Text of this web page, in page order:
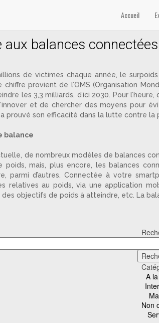
Accueil
balances connectées
de victimes chaque année, le
chiffre provient de l’OMS (Organisation
les 3,3 milliards, d’ici 2030. Pour
et de chercher des moyens pour
prouvé son efficacité dans la lutte contre la
balance
de nombreux modèles de balances
poids, mais, plus encore, les balances
parmi d’autres. Connectée à votre
relatives au poids, via une application
des objectifs de poids à atteindre, etc. La
A
Non